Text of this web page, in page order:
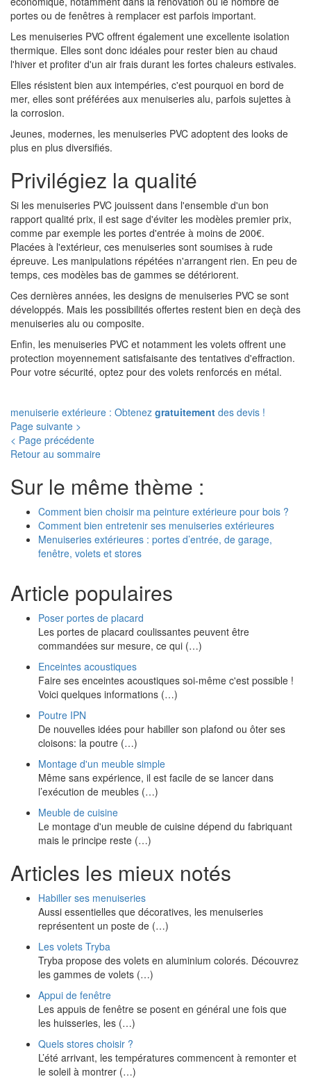
portes ou de fenêtres à remplacer est parfois important.
Les menuiseries PVC offrent également une excellente isolation
thermique. Elles sont donc idéales pour rester bien au chaud
l'hiver et profiter d'un air frais durant les fortes chaleurs estivales.
Elles résistent bien aux intempéries, c'est pourquoi en bord de
mer, elles sont préférées aux menuiseries alu, parfois sujettes à
la corrosion.
Jeunes, modernes, les menuiseries PVC adoptent des looks de
plus en plus diversifiés.
Privilégiez la qualité
Si les menuiseries PVC jouissent dans l'ensemble d'un bon
rapport qualité prix, il est sage d'éviter les modèles premier prix,
comme par exemple les portes d'entrée à moins de 200€.
Placées à l'extérieur, ces menuiseries sont soumises à rude
épreuve. Les manipulations répétées n'arrangent rien. En peu de
temps, ces modèles bas de gammes se détériorent.
Ces dernières années, les designs de menuiseries PVC se sont
développés. Mais les possibilités offertes restent bien en deçà des
menuiseries alu ou composite.
Enfin, les menuiseries PVC et notamment les volets offrent une
protection moyennement satisfaisante des tentatives d'effraction.
Pour votre sécurité, optez pour des volets renforcés en métal.
menuiserie extérieure : Obtenez gratuitement des devis !
Page suivante >
< Page précédente
Retour au sommaire
Sur le même thème :
Comment bien choisir ma peinture extérieure pour bois ?
Comment bien entretenir ses menuiseries extérieures
Menuiseries extérieures : portes d’entrée, de garage,
fenêtre, volets et stores
Article populaires
Poser portes de placard
Les portes de placard coulissantes peuvent être
commandées sur mesure, ce qui (…)
Enceintes acoustiques
Faire ses enceintes acoustiques soi-même c'est possible !
Voici quelques informations (…)
Poutre IPN
De nouvelles idées pour habiller son plafond ou ôter ses
cloisons: la poutre (…)
Montage d'un meuble simple
Même sans expérience, il est facile de se lancer dans
l’exécution de meubles (…)
Meuble de cuisine
Le montage d'un meuble de cuisine dépend du fabriquant
mais le principe reste (…)
Articles les mieux notés
Habiller ses menuiseries
Aussi essentielles que décoratives, les menuiseries
représentent un poste de (…)
Les volets Tryba
Tryba propose des volets en aluminium colorés. Découvrez
les gammes de volets (…)
Appui de fenêtre
Les appuis de fenêtre se posent en général une fois que
les huisseries, les (…)
Quels stores choisir ?
L’été arrivant, les températures commencent à remonter et
le soleil à montrer (…)